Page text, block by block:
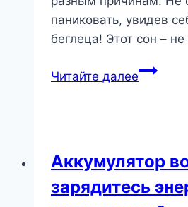
паниковать, увидев
беглеца! Этот сон –
Читайте далееБегство
значит
и
Аккумулятор
зарядитесь